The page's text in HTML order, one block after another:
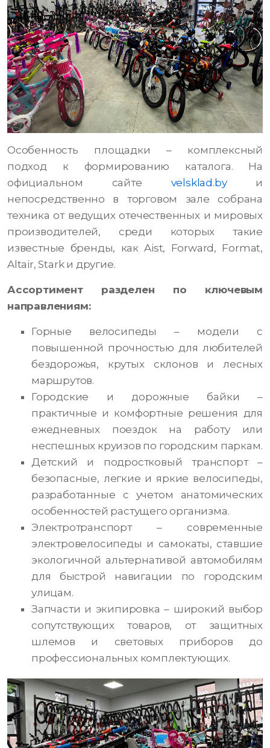
Особенность площадки – комплексный
подход к формированию каталога. На
официальном сайте velsklad.byи
непосредственно в торговом зале собрана
техника от ведущих отечественных и мировых
производителей, среди которых такие
известные бренды, как Aist, Forward, Format,
Altair, Stark и другие.
Ассортимент разделен по ключевым
направлениям:
Горные велосипеды – модели с
повышенной прочностью для любителей
бездорожья, крутых склонов и лесных
маршрутов.
Городские и дорожные байки –
практичные и комфортные решения для
ежедневных поездок на работу или
неспешных круизов по городским паркам.
Детский и подростковый транспорт –
безопасные, легкие и яркие велосипеды,
разработанные с учетом анатомических
особенностей растущего организма.
Электротранспорт – современные
электровелосипеды и самокаты, ставшие
экологичной альтернативой автомобилям
для быстрой навигации по городским
улицам.
Запчасти и экипировка – широкий выбор
сопутствующих товаров, от защитных
шлемов и световых приборов до
профессиональных комплектующих.